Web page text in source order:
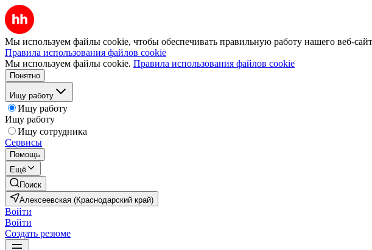
Мы используем файлы cookie, чтобы обеспечивать правильную работу нашего веб-
Правила использования файлов cookie
Мы используем файлы cookie. Правила использования файлов cookie
Понятно
Ищу работу
Ищу работу
Ищу работу
Ищу сотрудника
Сервисы
Помощь
Ещё
Поиск
Алексеевская (Краснодарский край)
Войти
Войти
Создать резюме